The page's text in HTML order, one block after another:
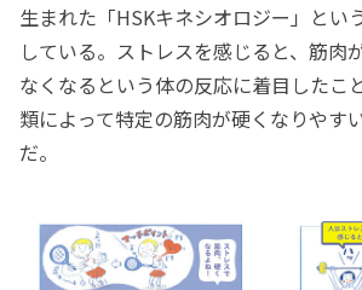
生まれた「HSKキネシオロジー」とい
している。ストレスを感じると、筋肉
なくなるという体の反応に着目したこ
類によって特定の筋肉が硬くなりやす
だ。